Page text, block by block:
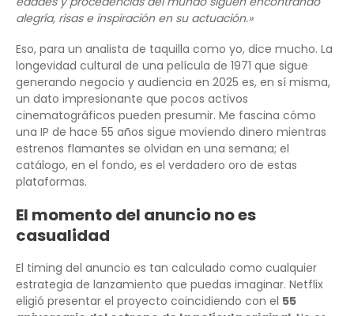
alegría, risas e inspiración en su actuación.»
Eso, para un analista de taquilla como yo, dice mucho. La
longevidad cultural de una película de 1971 que sigue
generando negocio y audiencia en 2025 es, en sí misma,
un dato impresionante que pocos activos
cinematográficos pueden presumir. Me fascina cómo
una IP de hace 55 años sigue moviendo dinero mientras
estrenos flamantes se olvidan en una semana; el
catálogo, en el fondo, es el verdadero oro de estas
plataformas.
El momento del anuncio no es
casualidad
El timing del anuncio es tan calculado como cualquier
estrategia de lanzamiento que puedas imaginar. Netflix
eligió presentar el proyecto coincidiendo con el 55